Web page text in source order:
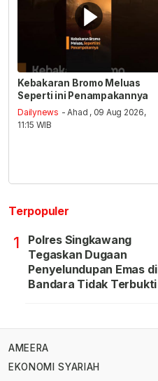
Kebakaran Bromo Meluas
Seperti ini Penampakannya
Dailynews - Ahad , 09 Aug 2026,
11:15 WIB
Terpopuler
1
Polres Singkawang
Tegaskan Dugaan
Penyelundupan Emas di
Bandara Tidak Terbukti
AMEERA
EKONOMI SYARIAH